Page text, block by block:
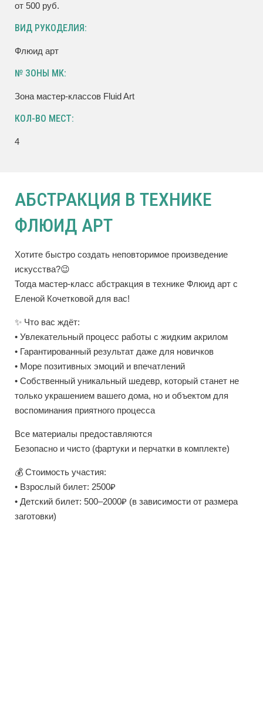
от 500 руб.
ВИД РУКОДЕЛИЯ:
Флюид арт
№ ЗОНЫ МК:
Зона мастер-классов Fluid Art
КОЛ-ВО МЕСТ:
4
АБСТРАКЦИЯ В ТЕХНИКЕ
ФЛЮИД АРТ
Хотите быстро создать неповторимое произведение
искусства?😉
Тогда мастер-класс абстракция в технике Флюид арт с
Еленой Кочетковой для вас!
✨ Что вас ждёт:
• Увлекательный процесс работы с жидким акрилом
• Гарантированный результат даже для новичков
• Море позитивных эмоций и впечатлений
• Собственный уникальный шедевр, который станет не
только украшением вашего дома, но и объектом для
воспоминания приятного процесса
Все материалы предоставляются
Безопасно и чисто (фартуки и перчатки в комплекте)
💰 Стоимость участия:
• Взрослый билет: 2500₽
• Детский билет: 500–2000₽ (в зависимости от размера
заготовки)